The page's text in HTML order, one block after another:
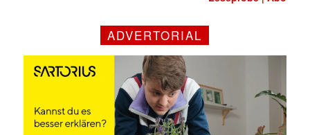
ADVERTORIAL